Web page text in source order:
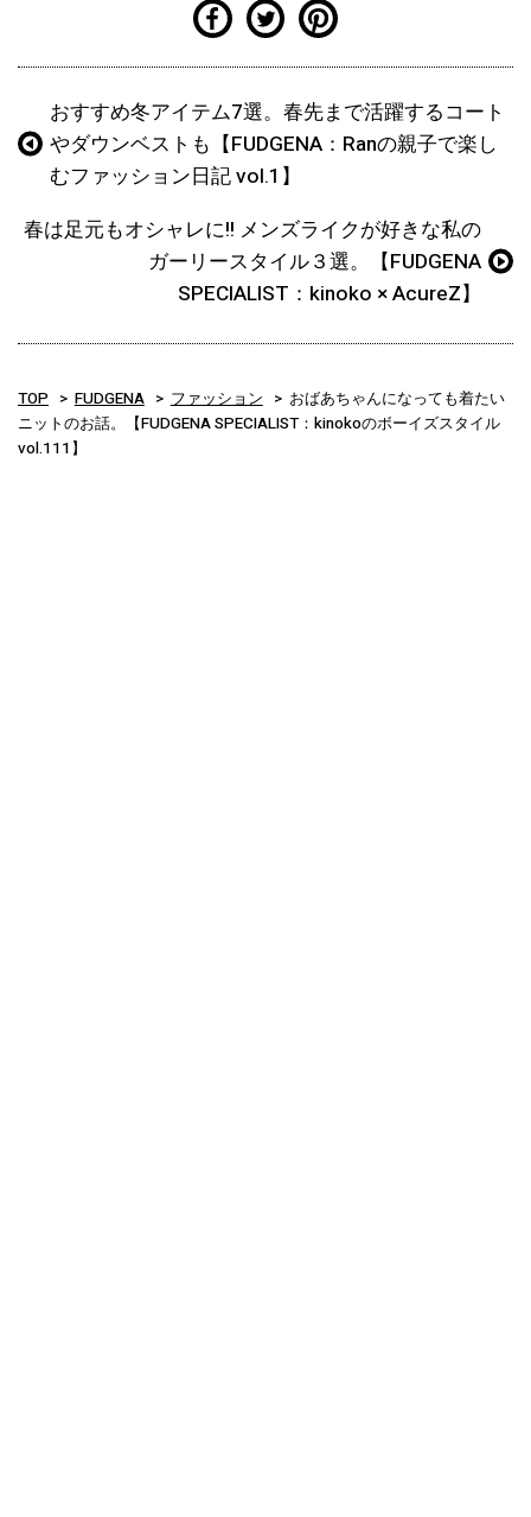
おすすめ冬アイテム7選。春先まで活躍するコート
やダウンベストも【FUDGENA：Ranの親子で楽し
むファッション日記 vol.1】
春は足元もオシャレに!! メンズライクが好きな私の
ガーリースタイル３選。【FUDGENA
SPECIALIST：kinoko × AcureZ】
TOP FUDGENA ファッション
おばあちゃんになっても着たい
ニットのお話。【FUDGENA SPECIALIST：kinokoのボーイズスタイル
vol.111】